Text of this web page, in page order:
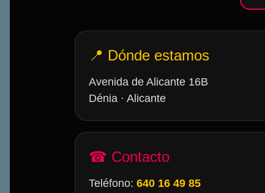
📍 Dónde estamos
Avenida de Alicante 16B
Dénia · Alicante
☎ Contacto
Teléfono: 640 16 49 85